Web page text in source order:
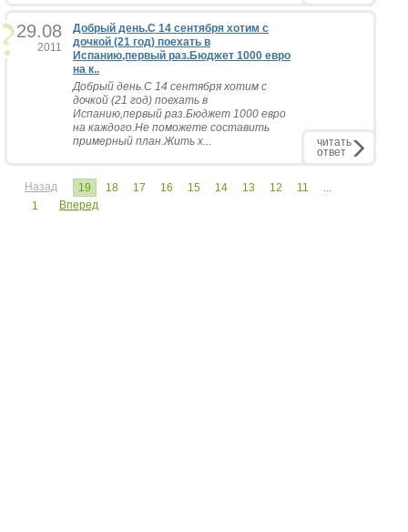
29.08
2011
Добрый день.С 14 сентября хотим с
дочкой (21 год) поехать в
Испанию,первый раз.Бюджет 1000 евро
на к..
Добрый день.С 14 сентября хотим с
дочкой (21 год) поехать в
Испанию,первый раз.Бюджет 1000 евро
на каждого.Не поможете составить
примерный план.Жить х...
читать
ответ
Назад 19 18 17 16 15 14 13 12 11
...
1
Вперед